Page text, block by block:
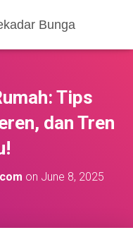
Bunga
Tips
dan Tren
on June 8, 2025